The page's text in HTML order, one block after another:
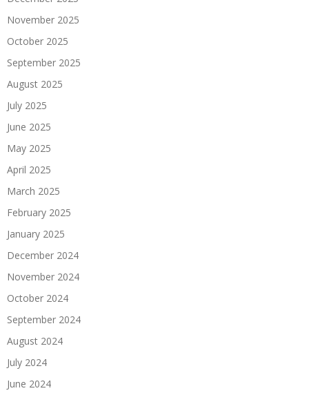
November 2025
October 2025
September 2025
August 2025
July 2025
June 2025
May 2025
April 2025
March 2025
February 2025
January 2025
December 2024
November 2024
October 2024
September 2024
August 2024
July 2024
June 2024